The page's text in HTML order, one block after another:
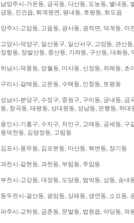
남양주시-가운동, 금곡동, 다산동, 도농동, 별내동,
금동, 진건읍, 퇴계원면, 평내동, 호평동, 화도읍
양주시-고암동, 고읍동, 광사동, 광적면, 덕계동, 마
고양시-덕양구, 일산동구, 일산서구, 고양동, 관산
장항동, 정발산동, 중산동, 가좌동, 구산동, 대화동,
하남시-덕풍동, 망월동, 미사동, 신장동, 위례동, 초
구리시-갈매동, 교문동, 수택동, 인창동, 토평동
성남시-분당구, 수정구, 중원구, 구미동, 궁내동, 금
동, 창곡동, 태평동, 상대원동, 성남동, 은행동, 하대
용인시-기흥구, 수지구, 처인구, 고매동, 공세동,
풍덕천동, 김량장동, 고림동
김포시-풍무동, 김포본동, 마산동, 북변동, 장기동
과천시-갈현동, 과천동, 부림동, 주암동
부천시-고강동, 대장동, 도당동, 범박동, 상동, 송내
동두천시-걸산동, 광암동, 상패동, 생연동, 소요동,
파주시-교하동, 금촌동, 문발동, 법원읍, 야당동, 와